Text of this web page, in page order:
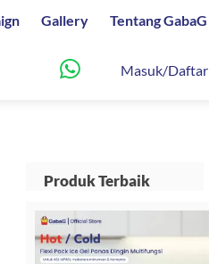
Gallery Tentang GabaG
Masuk/Daftar
Produk Terbaik